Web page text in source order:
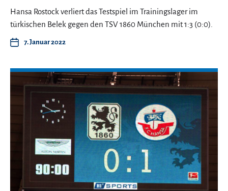
Hansa Rostock verliert das Testspiel im Trainingslager im
türkischen Belek gegen den TSV 1860 München mit 1:3 (0:0).
7. Januar 2022